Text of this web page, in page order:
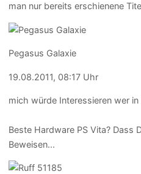
man nur bereits erschienene
Pegasus Galaxie
19.08.2011, 08:17 Uhr
mich würde Interessieren wer
Beste Hardware PS Vita? Dass
Beweisen...